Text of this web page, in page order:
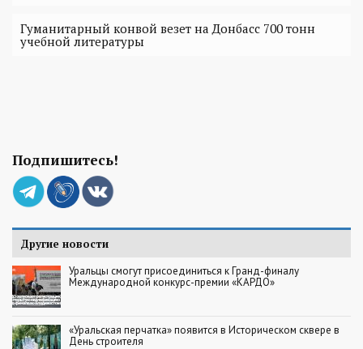
Гуманитарный конвой везет на Донбасс 700 тонн
учебной литературы
Подпишитесь!
Другие новости
Уральцы смогут присоединиться к Гранд-финалу
Международной конкурс-премии «КАРДО»
«Уральская перчатка» появится в Историческом сквере в
День строителя